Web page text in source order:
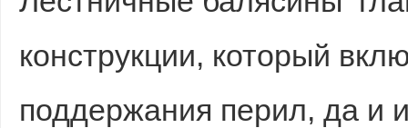
конструкции, который
поддержания перил, да и